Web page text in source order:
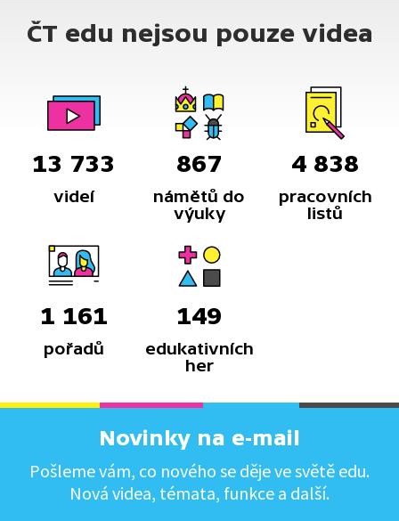
ČT edu nejsou pouze videa
13 733
videí
867
námětů do
výuky
4 838
pracovních
listů
1 161
pořadů
149
edukativních
her
Novinky na e-mail
Pošleme vám, co nového se děje ve světě edu.
Nová videa, témata, funkce a další.